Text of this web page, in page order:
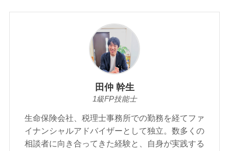
田仲 幹生
1級FP技能士
生命保険会社、税理士事務所での勤務を経てファ
イナンシャルアドバイザーとして独立。数多くの
相談者に向き合ってきた経験と、自身が実践する